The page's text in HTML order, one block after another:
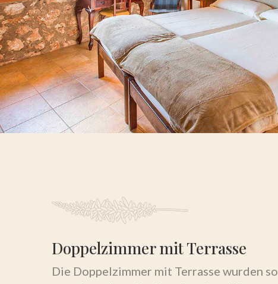
Doppelzimmer mit Terrasse
Die Doppelzimmer mit Terrasse wurden so